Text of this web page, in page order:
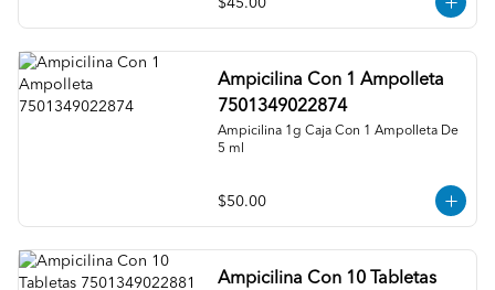
$45.00
Ampicilina Con 1 Ampolleta
7501349022874
Ampicilina 1g Caja Con 1 Ampolleta De
5 ml
$50.00
Ampicilina Con 10 Tabletas